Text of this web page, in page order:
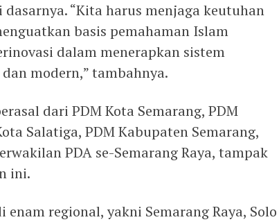
“Kita harus menjaga keutuhan
basis pemahaman Islam
dalam menerapkan sistem
modern,” tambahnya.
dari PDM Kota Semarang, PDM
Salatiga, PDM Kabupaten Semarang,
PDA se-Semarang Raya, tampak
ini.
regional, yakni Semarang Raya, Solo